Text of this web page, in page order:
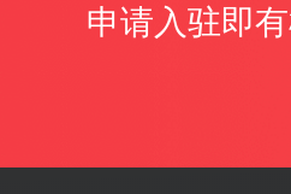
申请入驻即